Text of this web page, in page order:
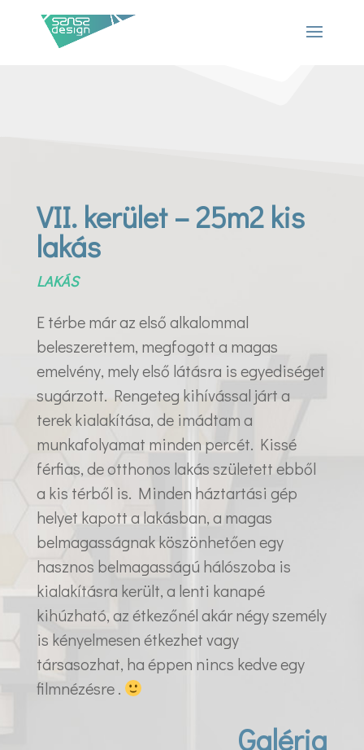
VII. kerület – 25m2 kis
lakás
LAKÁS
E térbe már az első alkalommal
beleszerettem, megfogott a magas
emelvény, mely első látásra is egyediséget
sugárzott. Rengeteg kihívással járt a
terek kialakítása, de imádtam a
munkafolyamat minden percét. Kissé
férfias, de otthonos lakás született ebből
a kis térből is. Minden háztartási gép
helyet kapott a lakásban, a magas
belmagasságnak köszönhetően egy
hasznos belmagasságú hálószoba is
kialakításra került, a lenti kanapé
kihúzható, az étkezőnél akár négy személy
is kényelmesen étkezhet vagy
társasozhat, ha éppen nincs kedve egy
filmnézésre .
Galéria